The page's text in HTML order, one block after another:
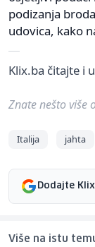
podizanja
udovica, kako
Klix.ba čitajte i
Znate nešto više
Italija jahta
Dodajte
Više na istu